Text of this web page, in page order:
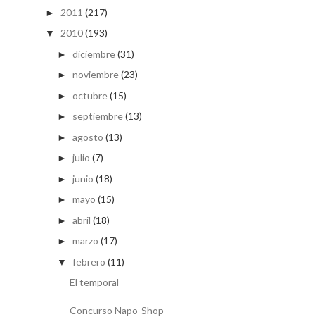
► 2011 (217)
▼ 2010(193)
► diciembre(31)
► noviembre(23)
► octubre(15)
► septiembre(13)
► agosto (13)
► julio (7)
► junio (18)
► mayo (15)
► abril (18)
► marzo (17)
▼ febrero (11)
El temporal
Concurso Napo-Shop